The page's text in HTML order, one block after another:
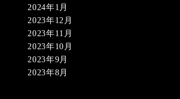
2024年1月
2023年12月
2023年11月
2023年10月
2023年9月
2023年8月